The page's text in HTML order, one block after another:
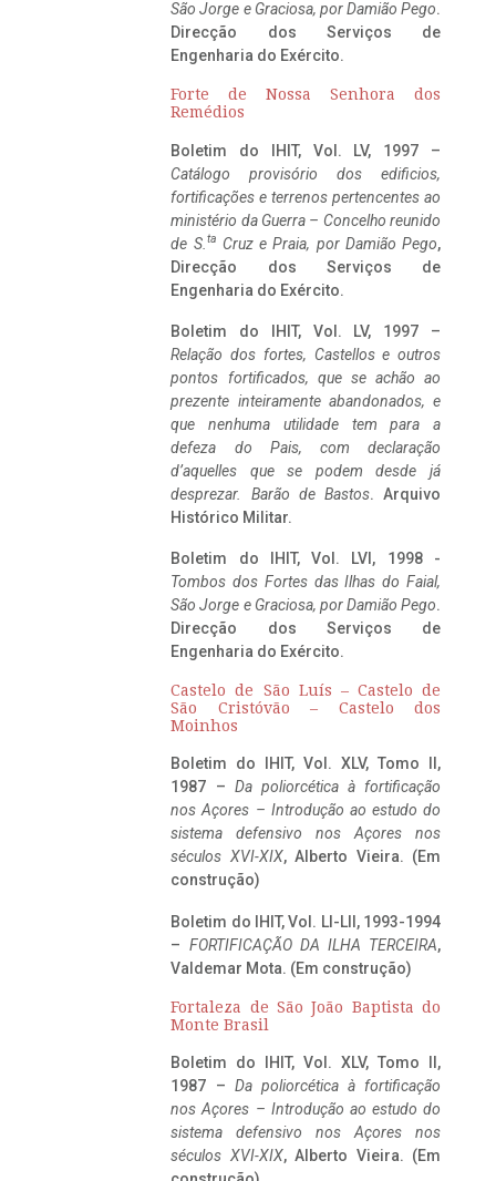
São Jorge e Graciosa, por Damião Pego.
Direcção dos Serviços de
Engenharia do Exército.
Forte de Nossa Senhora dos
Remédios
Boletim do IHIT, Vol. LV, 1997 –
Catálogo provisório dos edificios,
fortificações e terrenos pertencentes ao
ministério da Guerra – Concelho reunido
de S. ta Cruz e Praia, por Damião Pego,
Direcção dos Serviços de
Engenharia do Exército.
Boletim do IHIT, Vol. LV, 1997 –
Relação dos fortes, Castellos e outros
pontos fortificados, que se achão ao
prezente inteiramente abandonados, e
que nenhuma utilidade tem para a
defeza do Pais, com declaração
d’aquelles que se podem desde já
desprezar. Barão de Bastos. Arquivo
Histórico Militar.
Boletim do IHIT, Vol. LVI, 1998 -
Tombos dos Fortes das Ilhas do Faial,
São Jorge e Graciosa, por Damião Pego.
Direcção dos Serviços de
Engenharia do Exército.
Castelo de São Luís – Castelo de
São Cristóvão – Castelo dos
Moinhos
Boletim do IHIT, Vol. XLV, Tomo II,
1987 – Da poliorcética à fortificação
nos Açores – Introdução ao estudo do
sistema defensivo nos Açores nos
séculos XVI-XIX, Alberto Vieira. (Em
construção)
Boletim do IHIT, Vol. LI-LII, 1993-1994
– FORTIFICAÇÃO DA ILHA TERCEIRA,
Valdemar Mota. (Em construção)
Fortaleza de São João Baptista do
Monte Brasil
Boletim do IHIT, Vol. XLV, Tomo II,
1987 – Da poliorcética à fortificação
nos Açores – Introdução ao estudo do
sistema defensivo nos Açores nos
séculos XVI-XIX, Alberto Vieira. (Em